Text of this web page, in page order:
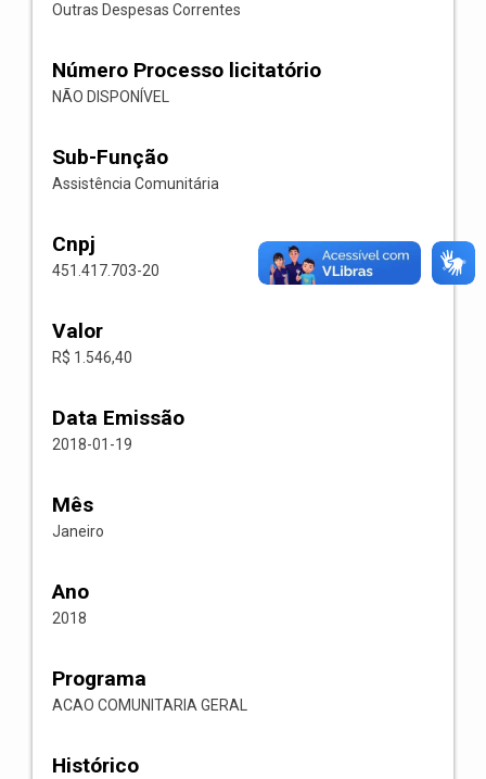
Outras Despesas Correntes
Número Processo licitatório
NÃO DISPONÍVEL
Sub-Função
Assistência Comunitária
Cnpj
451.417.703-20
Valor
R$ 1.546,40
Data Emissão
2018-01-19
Mês
Janeiro
Ano
2018
Programa
ACAO COMUNITARIA GERAL
Histórico